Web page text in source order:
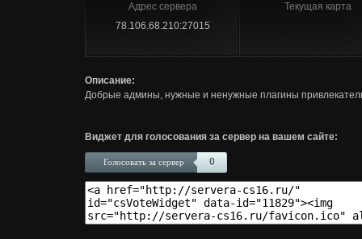
Адрес сервера
78.106.68.210:27015
Текущая карта
Описание:
Добрые админы, нужные и ненужные плагины
Виджет для голосования за сервер на вашем сайте:
0
Голосовать за сервер